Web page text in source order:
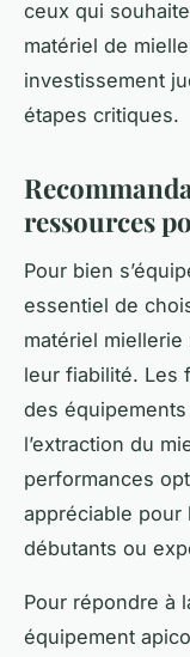
ceux qui
matériel de
investissement
étapes critiques.
ressources
Pour bien
essentiel de
matériel
leur fiabilité. Les
des
l’extraction du
performances
appréciable pour
débutants ou
Pour répondre à
équipement